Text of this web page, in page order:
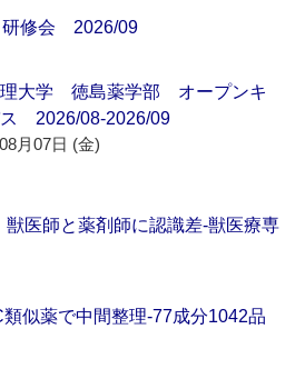
修会 2026/09
理大学 徳島薬学部 オープンキ
ス 2026/08-2026/09
月07日 (金)
獣医師と薬剤師に認識差‐獣医療専
類似薬で中間整理‐77成分1042品